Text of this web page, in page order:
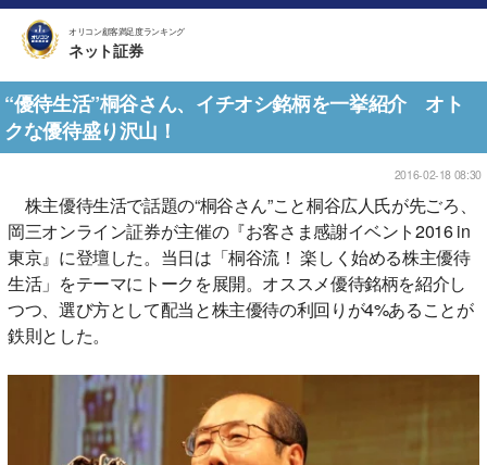
オリコン顧客満足度ランキング
ネット証券
“優待生活”桐谷さん、イチオシ銘柄を一挙紹介 オト
クな優待盛り沢山！
2016-02-18 08:30
株主優待生活で話題の“桐谷さん”こと桐谷広人氏が先ごろ、
岡三オンライン証券が主催の『お客さま感謝イベント2016 in
東京』に登壇した。当日は「桐谷流！ 楽しく始める株主優待
生活」をテーマにトークを展開。オススメ優待銘柄を紹介し
つつ、選び方として配当と株主優待の利回りが4%あることが
鉄則とした。